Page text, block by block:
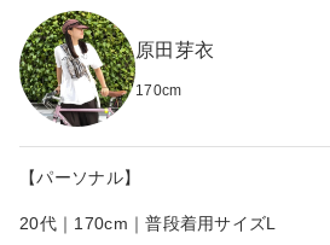
原田芽衣
170cm
【パーソナル】
20代｜170cm｜普段着用サイズL